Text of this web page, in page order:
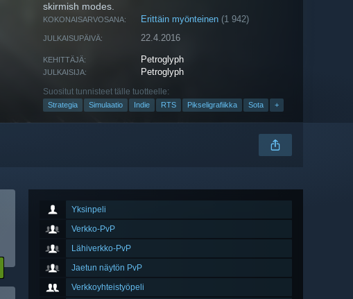
skirmish modes.
KOKONAISARVOSANA: Erittäin myönteinen (1 942)
JULKAISUPÄIVÄ: 22.4.2016
KEHITTÄJÄ: Petroglyph
JULKAISIJA: Petroglyph
Suositut tunnisteet tälle tuotteelle:
Strategia Simulaatio Indie RTS Pikseligrafiikka Sota +
Yksinpeli
Verkko-PvP
Lähiverkko-PvP
Jaetun näytön PvP
Verkkoyhteistyöpeli